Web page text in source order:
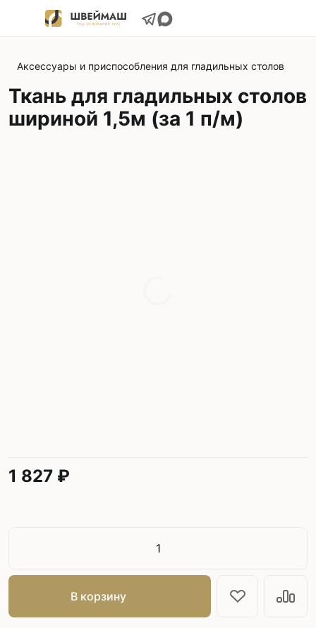
Аксессуары и приспособления для гладильных столов
Ткань для гладильных столов
шириной 1,5м (за 1 п/м)
1 827 ₽
В корзину